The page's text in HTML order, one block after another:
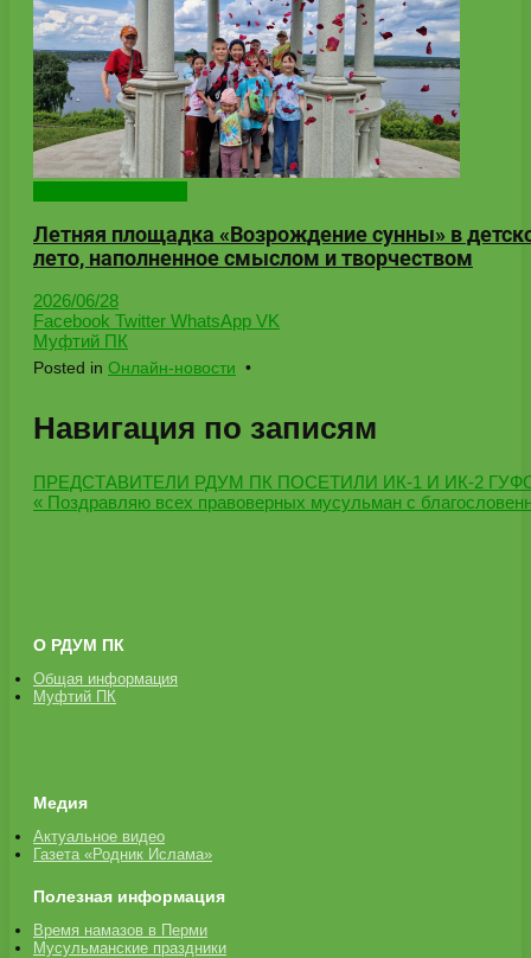
Летняя площадка «Возрождение сунны» в
лето, наполненное смыслом и творчеством
2026/06/28
Facebook Twitter WhatsApp VK
Муфтий ПК
Posted in Онлайн-новости •
Навигация по записям
ПРЕДСТАВИТЕЛИ РДУМ ПК ПОСЕТИЛИ ИК-1 И ИК-2
« Поздравляю всех правоверных мусульман с
О РДУМ ПК
Общая информация
Муфтий ПК
Медия
Актуальное видео
Газета «Родник Ислама»
Полезная информация
Время намазов в Перми
Мусульманские праздники